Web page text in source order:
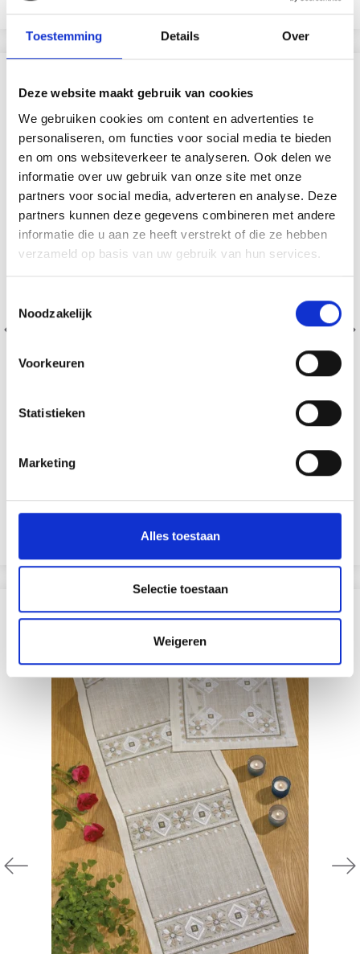
Toestemming Details Over
Deze website maakt gebruik van cookies
We gebruiken cookies om content en advertenties te
personaliseren, om functies voor social media te bieden
en om ons websiteverkeer te analyseren. Ook delen we
informatie over uw gebruik van onze site met onze
partners voor social media, adverteren en analyse. Deze
partners kunnen deze gegevens combineren met andere
informatie die u aan ze heeft verstrekt of die ze hebben
verzameld op basis van uw gebruik van hun services.
Noodzakelijk
Voorkeuren
Statistieken
Marketing
Alles toestaan
Selectie toestaan
Weigeren
Voeg toe aan winkelwagen Voeg toe aan winkelwagen
19% korting
Aanbieding verloopt 12/08/2026
Voeg toe aan winkelwagen
ANDEREN KOCHTEN OOK